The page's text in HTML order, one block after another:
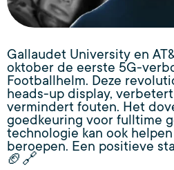
Gallaudet University en
oktober de eerste 5G-
Footballhelm. Deze
heads-up display,
vermindert fouten. Het
goedkeuring voor fulltime
technologie kan ook
beroepen. Een positieve
🏈🔗